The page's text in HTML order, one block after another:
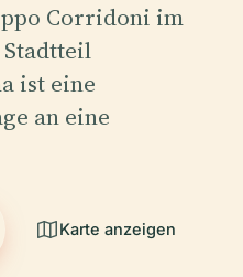
Corridoni im
ist eine
an eine
Karte anzeigen